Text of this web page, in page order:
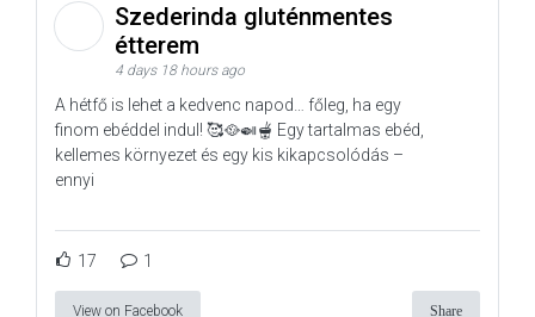
Szederinda gluténmentes
étterem
4 days 18 hours ago
A hétfő is lehet a kedvenc napod… főleg, ha egy
finom ebéddel indul! 🥰🥘🍛🫕 Egy tartalmas ebéd,
kellemes környezet és egy kis kikapcsolódás –
ennyi
17 1
View on Facebook Share